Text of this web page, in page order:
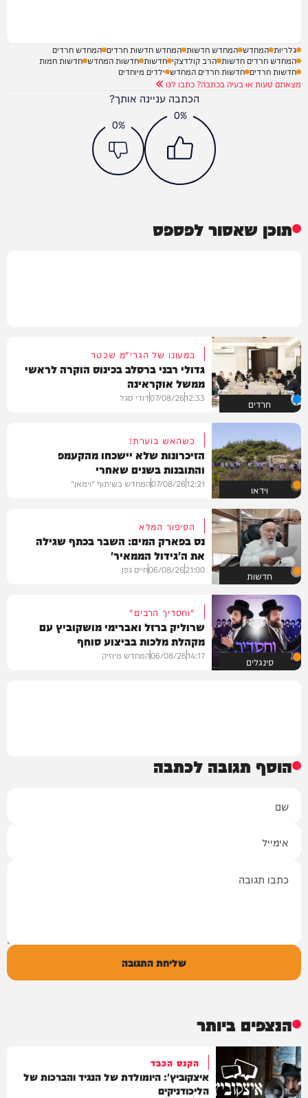
גלריות המחדש המחדש חדשות המחדש חדשות חרדים המחדש חרדים
המחדש חרדים חדשות הרב קולדצקי חדשות חדשות המחדש חדשות חמות
חדשות חרדים חדשות חרדים המחדש ילדים מיוחדים
מצאתם טעות או בעיה בכתבה? כתבו לנו
הכתבה עניינה אותך?
0%
0%
תוכן שאסור לפספס
חרדים
במעונו של הגרי"מ שכטר
גדולי רבני ברסלב בכינוס הוקרה לראשי
ממשל אוקראינה
12:33
07/08/26דודי סגל
וידאו
כשהאש בוערת!
הזיכרונות שלא יישכחו מהקעמפ
והתובנות בשנים שאחרי
12:21
07/08/26המחדש בשיתוף "וימאן"
חדשות
הסיפור המלא
נס בפארק המים: השבר בכתף שגילה
את ה'גידול הממאיר'
21:00
06/08/26חיים גפן
סינגלים
"וחסדיך הרבים"
שרוליק ברזל ואברימי מושקוביץ עם
מקהלת מלכות בביצוע סוחף
14:17
06/08/26המחדש מיוזיק
הוסף תגובה לכתבה
שליחת התגובה
הנצפים ביותר
הקנס הכבד
איצקוביץ': היומולדת של הנגיד והברכות של
הליכודניקים